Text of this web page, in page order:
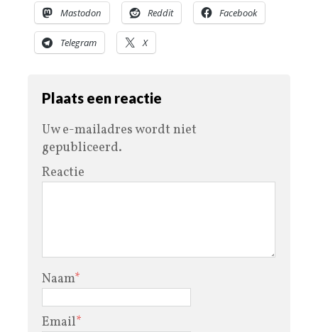
Mastodon Reddit Facebook
Telegram X
Plaats een reactie
Uw e-mailadres wordt niet
gepubliceerd.
Reactie
Naam*
Email*